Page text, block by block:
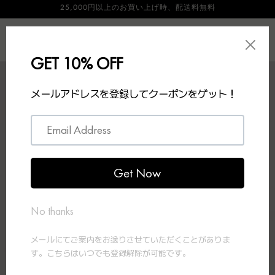
content
25,000円以上のお買い上げ時、配送料無料
Log